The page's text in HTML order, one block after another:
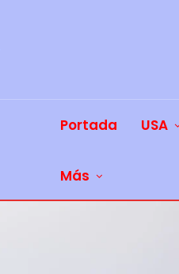
Portada USA
Más